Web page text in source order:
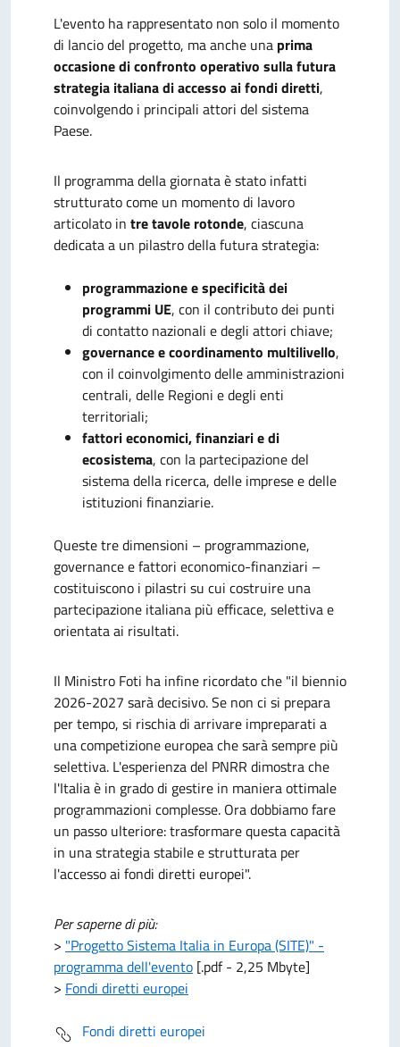
L'evento ha rappresentato non solo il momento
di lancio del progetto, ma anche una prima
occasione di confronto operativo sulla futura
strategia italiana di accesso ai fondi diretti,
coinvolgendo i principali attori del sistema
Paese.
Il programma della giornata è stato infatti
strutturato come un momento di lavoro
articolato in tre tavole rotonde, ciascuna
dedicata a un pilastro della futura strategia:
programmazione e specificità dei
programmi UE, con il contributo dei punti
di contatto nazionali e degli attori chiave;
governance e coordinamento multilivello,
con il coinvolgimento delle amministrazioni
centrali, delle Regioni e degli enti
territoriali;
fattori economici, finanziari e di
ecosistema, con la partecipazione del
sistema della ricerca, delle imprese e delle
istituzioni finanziarie.
Queste tre dimensioni – programmazione,
governance e fattori economico-finanziari –
costituiscono i pilastri su cui costruire una
partecipazione italiana più efficace, selettiva e
orientata ai risultati.
Il Ministro Foti ha infine ricordato che "il biennio
2026-2027 sarà decisivo. Se non ci si prepara
per tempo, si rischia di arrivare impreparati a
una competizione europea che sarà sempre più
selettiva. L'esperienza del PNRR dimostra che
l'Italia è in grado di gestire in maniera ottimale
programmazioni complesse. Ora dobbiamo fare
un passo ulteriore: trasformare questa capacità
in una strategia stabile e strutturata per
l'accesso ai fondi diretti europei".
Per saperne di più:
> "Progetto Sistema Italia in Europa (SITE)" -
programma dell'evento [.pdf - 2,25 Mbyte]
> Fondi diretti europei
Fondi diretti europei